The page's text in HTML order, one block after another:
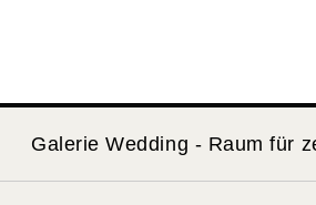
Galerie Wedding - Raum für